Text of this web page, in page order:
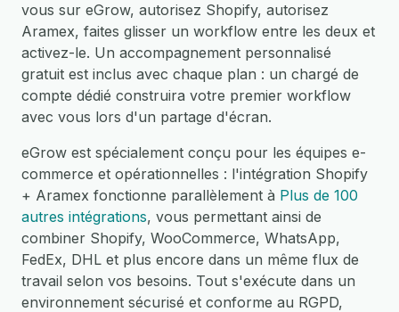
vous sur eGrow, autorisez Shopify, autorisez
Aramex, faites glisser un workflow entre les deux et
activez-le. Un accompagnement personnalisé
gratuit est inclus avec chaque plan : un chargé de
compte dédié construira votre premier workflow
avec vous lors d'un partage d'écran.
eGrow est spécialement conçu pour les équipes e-
commerce et opérationnelles : l'intégration Shopify
+ Aramex fonctionne parallèlement à Plus de 100
autres intégrations, vous permettant ainsi de
combiner Shopify, WooCommerce, WhatsApp,
FedEx, DHL et plus encore dans un même flux de
travail selon vos besoins. Tout s'exécute dans un
environnement sécurisé et conforme au RGPD,